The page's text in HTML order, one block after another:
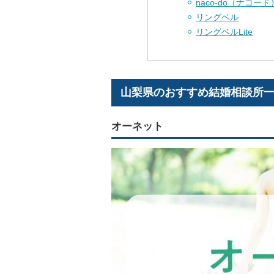
naco-do（ナコード
リングベル
リングベルLite
山梨県のおすすめ結婚相談所
オーネット